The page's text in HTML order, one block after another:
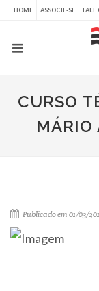
HOME ASSOCIE-SE FALE
CURSO
MÁRIO
Publicado em 01/03/